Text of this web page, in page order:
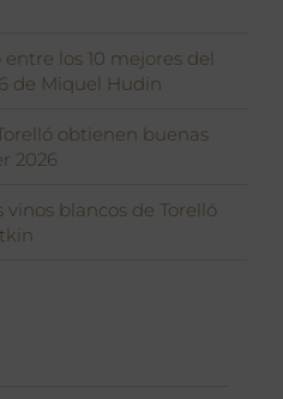
los 10 mejores del
de Miquel Hudin
obtienen buenas
2026
blancos de Torelló